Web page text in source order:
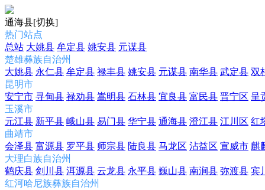
通海县[切换]
热门站点
总站 大姚县 牟定县 姚安县 元谋县
楚雄彝族自治州
大姚县 永仁县 牟定县 禄丰县 姚安县 元谋县 南华县 武定县 双
昆明市
安宁市 寻甸县 禄劝县 嵩明县 石林县 宜良县 富民县 晋宁区 呈
玉溪市
元江县 新平县 峨山县 易门县 华宁县 通海县 澄江县 江川区 红
曲靖市
会泽县 富源县 罗平县 师宗县 陆良县 马龙区 沾益区 宣威市 麒
大理白族自治州
鹤庆县 剑川县 洱源县 云龙县 永平县 巍山县 南涧县 弥渡县 宾
红河哈尼族彝族自治州